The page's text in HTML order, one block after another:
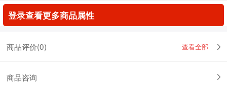
登录查看更多商品属性
商品评价(0) 查看全部
商品咨询